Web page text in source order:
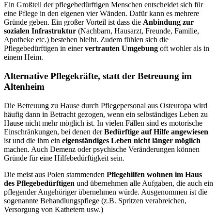
Ein Großteil der pflegebedürftigen Menschen entscheidet sich für
eine Pflege in den eigenen vier Wänden. Dafür kann es mehrere
Gründe geben. Ein großer Vorteil ist dass die Anbindung zur
sozialen Infrastruktur (Nachbarn, Hausarzt, Freunde, Familie,
Apotheke etc.) bestehen bleibt. Zudem fühlen sich die
Pflegebedürftigen in einervertrauten Umgebung oft wohler als in
einem Heim.
Alternative Pflegekräfte, statt der Betreuung im
Altenheim
Die Betreuung zu Hause durch Pflegepersonal aus Osteuropa wird
häufig dann in Betracht gezogen, wenn ein selbständiges Leben zu
Hause nicht mehr möglich ist. In vielen Fällen sind es motorische
Einschränkungen, bei denen derBedürftige auf Hilfe angewiesen
ist und die ihm ein eigenständiges Leben nicht länger möglich
machen. Auch Demenz oder psychische Veränderungen können
Gründe für eine Hilfebedürftigkeit sein.
Die meist aus Polen stammenden Pflegehilfen wohnen im Haus
des Pflegebedürftigen und übernehmen alle Aufgaben, die auch ein
pflegender Angehöriger übernehmen würde. Ausgenommen ist die
sogenannte Behandlungspflege (z.B. Spritzen verabreichen,
Versorgung von Kathetern usw.)